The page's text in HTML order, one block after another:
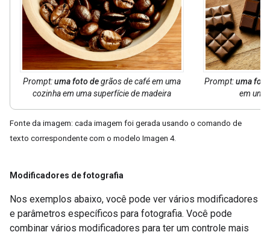
Prompt:uma foto degrãos de café em uma
cozinha em uma superfície de madeira
Prompt:uma foto
em um
Fonte da imagem: cada imagem foi gerada usando o comando de
texto correspondente com o modelo Imagen 4.
Modificadores de fotografia
Nos exemplos abaixo, você pode ver vários modificadores
e parâmetros específicos para fotografia. Você pode
combinar vários modificadores para ter um controle mais